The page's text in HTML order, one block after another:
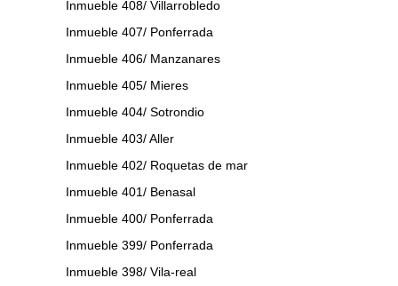
Inmueble 408/ Villarrobledo
Inmueble 407/ Ponferrada
Inmueble 406/ Manzanares
Inmueble 405/ Mieres
Inmueble 404/ Sotrondio
Inmueble 403/ Aller
Inmueble 402/ Roquetas de mar
Inmueble 401/ Benasal
Inmueble 400/ Ponferrada
Inmueble 399/ Ponferrada
Inmueble 398/ Vila-real